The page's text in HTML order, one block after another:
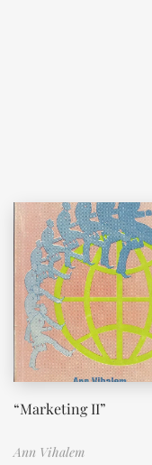
“Marketing II”
Ann Vihalem